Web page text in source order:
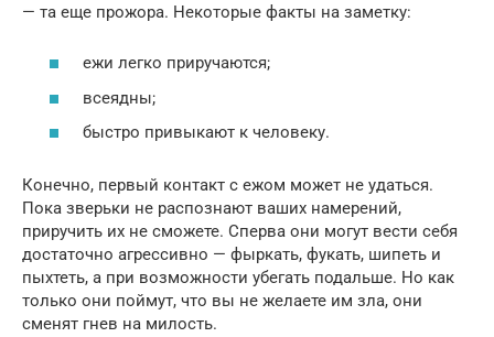
— та еще прожора. Некоторые факты на заметку:
ежи легко приручаются;
всеядны;
быстро привыкают к человеку.
Конечно, первый контакт с ежом может не удаться.
Пока зверьки не распознают ваших намерений,
приручить их не сможете. Сперва они могут вести себя
достаточно агрессивно — фыркать, фукать, шипеть и
пыхтеть, а при возможности убегать подальше. Но как
только они поймут, что вы не желаете им зла, они
сменят гнев на милость.